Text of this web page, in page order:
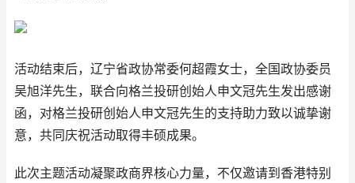
活动结束后，辽宁省政协常委何超霞女士，全国政协委员
吴旭洋先生，联合向格兰投研创始人申文冠先生发出感谢
函，对格兰投研创始人申文冠先生的支持助力致以诚挚谢
意，共同庆祝活动取得丰硕成果。
此次主题活动凝聚政商界核心力量，不仅邀请到香港特别